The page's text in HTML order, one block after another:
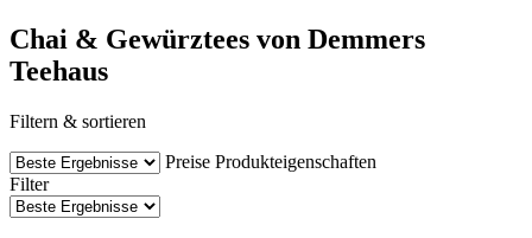
Chai & Gewürztees von Demmers
Teehaus
Filtern & sortieren
Preise Produkteigenschaften
Filter